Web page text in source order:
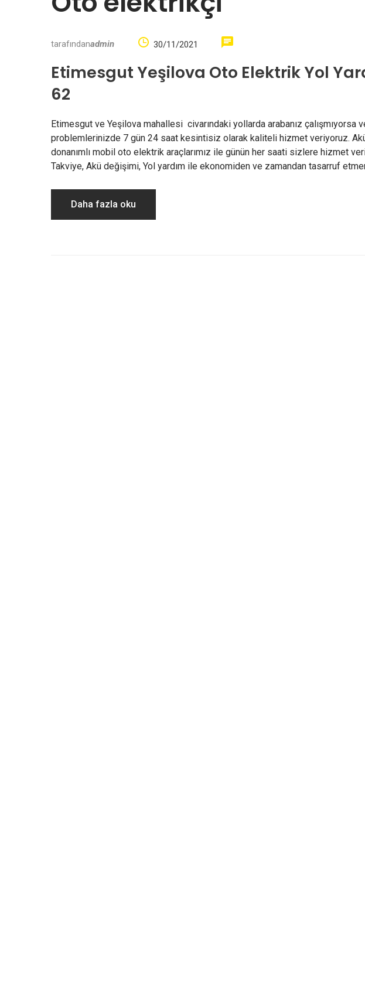
tarafındanadmin 30/11/2021
Etimesgut Yeşilova Oto Elektrik Yol
62
Etimesgut ve Yeşilova mahallesi civarındaki yollarda arabanız çalışmıyorsa
problemlerinizde 7 gün 24 saat kesintisiz olarak kaliteli hizmet veriyoruz. Akü
donanımlı mobil oto elektrik araçlarımız ile günün her saati sizlere hizmet
Takviye, Akü değişimi, Yol yardım ile ekonomiden ve zamandan tasarruf
Daha fazla oku